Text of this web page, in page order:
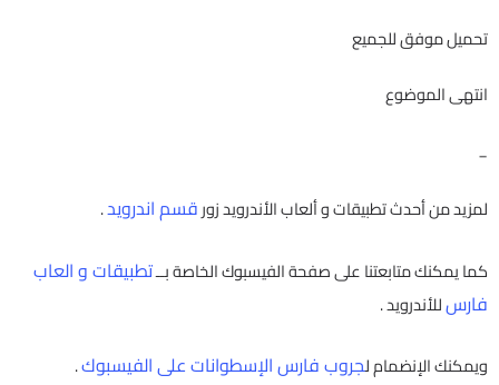
تحميل موفق للجميع
انتهى الموضوع
_
لمزيد من أحدث تطبيقات و ألعاب الأندرويد زورقسم اندرويد.
كما يمكنك متابعتنا على صفحة الفيسبوك الخاصة بــتطبيقات و العاب
فارسللأندرويد .
ويمكنك الإنضمام لجروب فارس الإسطوانات على الفيسبوك.